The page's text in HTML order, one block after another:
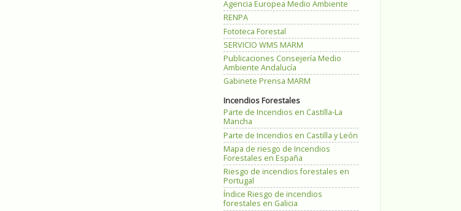
Agencia Europea Medio Ambiente
RENPA
Fototeca Forestal
SERVICIO WMS MARM
Publicaciones Consejería Medio
Ambiente Andalucía
Gabinete Prensa MARM
Incendios Forestales
Parte de Incendios en Castilla-La
Mancha
Parte de Incendios en Castilla y León
Mapa de riesgo de Incendios
Forestales en España
Riesgo de incendios forestales en
Portugal
Índice Riesgo de incendios
forestales en Galicia